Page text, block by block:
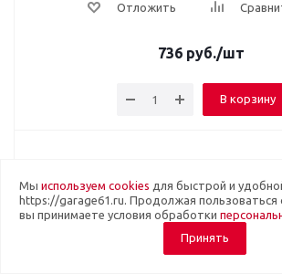
Отложить
736 руб./шт
В корзину
Мы используем cookies для быстрой и
https://garage61.ru. Продолжая пользоваться
вы принимаете условия обработки
Принять